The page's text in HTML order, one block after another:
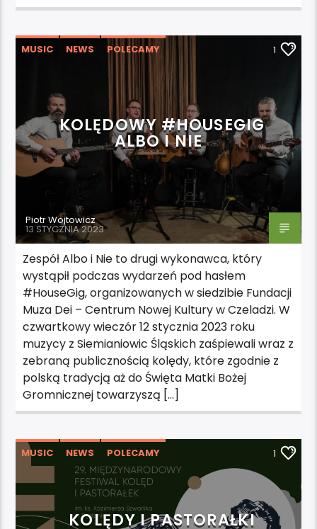
MUSIC NEWS
POLECAMY
1
KOLĘDOWY #HOUSEGIG
ALBO I NIE
Piotr Wojtowicz
13 STYCZNIA 2023
Zespół Albo i Nie to drugi wykonawca, który
wystąpił podczas wydarzeń pod hasłem
#HouseGig, organizowanych w siedzibie Fundacji
Muza Dei – Centrum Nowej Kultury w Czeladzi. W
czwartkowy wieczór 12 stycznia 2023 roku
muzycy z Siemianiowic Śląskich zaśpiewali wraz z
zebraną publicznością kolędy, które zgodnie z
polską tradycją aż do Święta Matki Bożej
Gromnicznej towarzyszą […]
MUSIC NEWS
POLECAMY
WYDARZENIA
1
KOLĘDY I PASTORAŁKI